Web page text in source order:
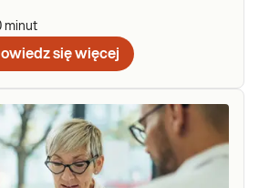
minut
się więcej